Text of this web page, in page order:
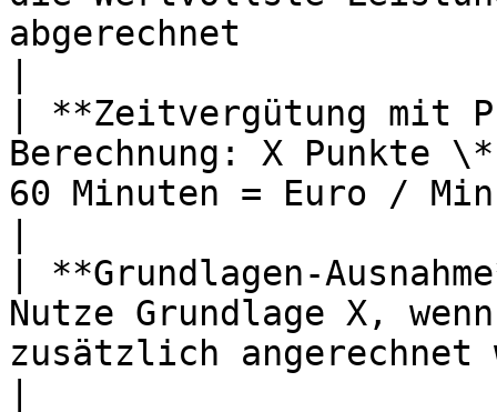
abgerechnet
| **Zeitvergütung
Berechnung: X
60 Minuten = Euro /
| **Grundlagen-
Nutze Grundlage X,
zusätzlich angerechnet